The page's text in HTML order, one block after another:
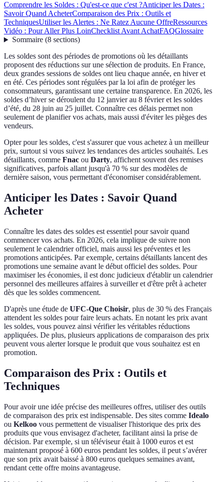
Comprendre les Soldes : Qu'est-ce que c'est ?Anticiper les Dates :
Savoir Quand AcheterComparaison des Prix : Outils et
TechniquesUtiliser les Alertes : Ne Ratez Aucune OffreRessources
Vidéo : Pour Aller Plus LoinChecklist Avant AchatFAQGlossaire
Sommaire(8 sections)
Les soldes sont des périodes de promotions où les détaillants
proposent des réductions sur une sélection de produits. En France,
deux grandes sessions de soldes ont lieu chaque année, en hiver et
en été. Ces périodes sont régulées par la loi afin de protéger les
consommateurs, garantissant une certaine transparence. En 2026, les
soldes d’hiver se déroulent du 12 janvier au 8 février et les soldes
d’été, du 28 juin au 25 juillet. Connaître ces délais permet non
seulement de planifier vos achats, mais aussi d'éviter les pièges des
vendeurs.
Opter pour les soldes, c'est s'assurer que vous achetez à un meilleur
prix, surtout si vous suivez les tendances des articles souhaités. Les
détaillants, comme Fnac ou Darty, affichent souvent des remises
significatives, parfois allant jusqu'à 70 % sur des modèles de
dernière saison, vous permettant d'économiser considérablement.
Anticiper les Dates : Savoir Quand
Acheter
Connaître les dates des soldes est essentiel pour savoir quand
commencer vos achats. En 2026, cela implique de suivre non
seulement le calendrier officiel, mais aussi les préventes et les
promotions anticipées. Par exemple, certains détaillants lancent des
promotions une semaine avant le début officiel des soldes. Pour
maximiser les économies, il est donc judicieux d'établir un calendrier
personnel des meilleures affaires à surveiller et d'être prêt à acheter
dès que les soldes commencent.
D'après une étude de UFC-Que Choisir, plus de 30 % des Français
attendent les soldes pour faire leurs achats. En notant les prix avant
les soldes, vous pouvez ainsi vérifier les véritables réductions
appliquées. De plus, plusieurs applications de comparaison des prix
peuvent vous alerter lorsque le produit que vous souhaitez est en
promotion.
Comparaison des Prix : Outils et
Techniques
Pour avoir une idée précise des meilleures offres, utiliser des outils
de comparaison des prix est indispensable. Des sites comme Idealo
ou Kelkoo vous permettent de visualiser l'historique des prix des
produits que vous envisagez d'acheter, facilitant ainsi la prise de
décision. Par exemple, si un téléviseur était à 1000 euros et est
maintenant proposé à 600 euros pendant les soldes, il peut s’avérer
que son prix avait baissé à 800 euros quelques semaines avant,
rendant cette offre moins avantageuse.